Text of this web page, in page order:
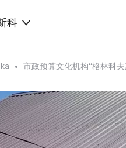
科
市政预算文化机构“格林科